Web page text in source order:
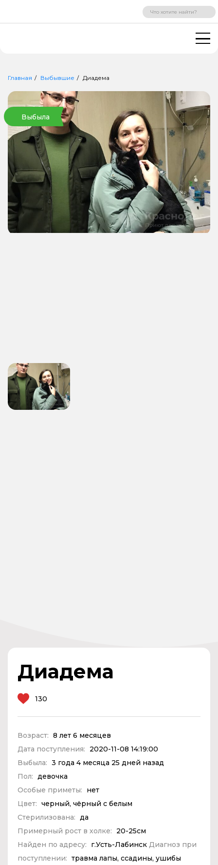
ВХОД РЕГИСТРАЦИЯ
Главная Выбывшие Диадема
Выбыла
Диадема
130
Возраст: 8 лет 6 месяцев
Дата поступления:
2020-11-08 14:19:00
Выбыла: 3 года 4 месяца 25 дней назад
Пол: девочка
Особые приметы:
нет
Цвет: черный, чёрный с белым
Стерилизована: да
Примерный рост в холке:
20-25см
Найден по адресу:
г.Усть-Лабинск Диагноз при
поступлении: травма лапы, ссадины, ушибы